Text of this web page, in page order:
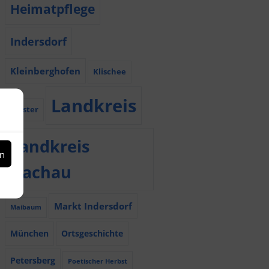
Heimatpflege
Indersdorf
Kleinberghofen Klischee
Kloster Landkreis
Landkreis
Dachau
Maibaum Markt Indersdorf
München Ortsgeschichte
Petersberg Poetischer Herbst